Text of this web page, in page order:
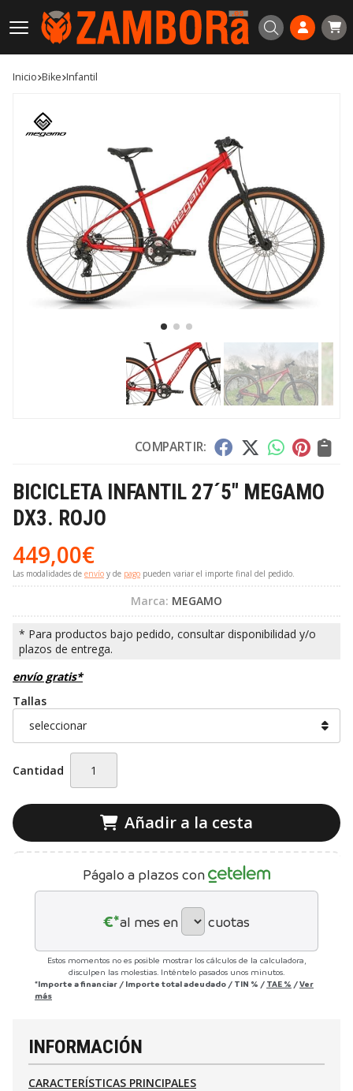
Buscar
Inicio bike infantil
COMPARTIR:
BICICLETA INFANTIL 27´5" MEGAMO
DX3. ROJO
449,00€
Las modalidades de envío y de pago pueden variar el importe final del pedido.
Marca: MEGAMO
envío gratis*
Tallas
Cantidad
Añadir a la cesta
Págalo a plazos con
€*al mes en cuotas
Estos momentos no es posible mostrar los cálculos de la calculadora,
disculpen las molestias. Inténtelo pasados unos minutos.
*Importe a financiar / Importe total adeudado / TIN % / TAE % /Ver
más
INFORMACIÓN
CARACTERÍSTICAS PRINCIPALES